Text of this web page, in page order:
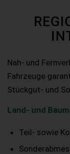
Nah- und
Fahrzeuge
Stückgut- und
Land- und
Teil- sowie